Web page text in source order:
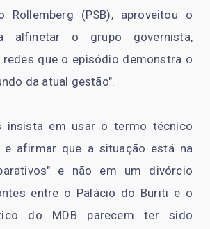
Rollemberg (PSB), aproveitou o
alfinetar o grupo governista,
redes que o episódio demonstra o
da atual gestão".
insista em usar o termo técnico
e afirmar que a situação está na
e não em um divórcio
entre o Palácio do Buriti e o
do MDB parecem ter sido